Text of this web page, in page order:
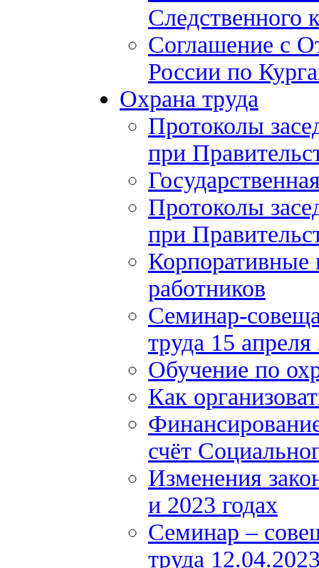
Следственного
Соглашение с
России по
Охрана труда
Протоколы
при
Протоколы
при
Корпоративные
работников
Семинар-
труда 15 апреля
Обучение по
Как
счёт
Изменения
и 2023 годах
Семинар –
труда